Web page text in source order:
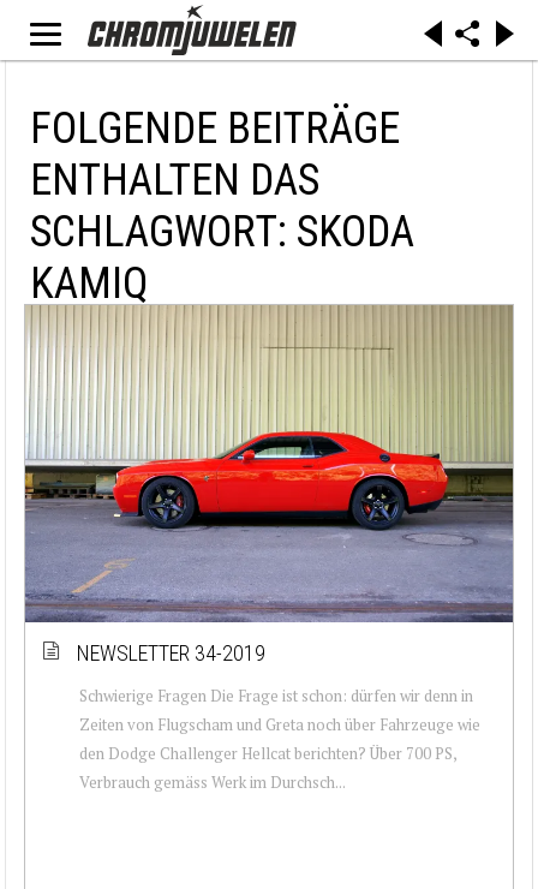
FOLGENDE BEITRÄGE
ENTHALTEN DAS
SCHLAGWORT: SKODA
KAMIQ
NEWSLETTER 34-2019
Schwierige Fragen Die Frage ist schon: dürfen wir denn in
Zeiten von Flugscham und Greta noch über Fahrzeuge wie
den Dodge Challenger Hellcat berichten? Über 700 PS,
Verbrauch gemäss Werk im Durchsch...